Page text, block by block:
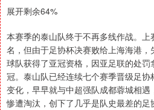
展开剩余64%
本赛季的泰山队终于不再多线作战。
名，但由于足协杯决赛败给上海海港
球队获得了亚冠资格，因亚足联的处
冠。泰山队已经连续七个赛季晋级足
变化，早早就与中超强队成都蓉城相
惨遭淘汰，创下了几乎是队史最差的足